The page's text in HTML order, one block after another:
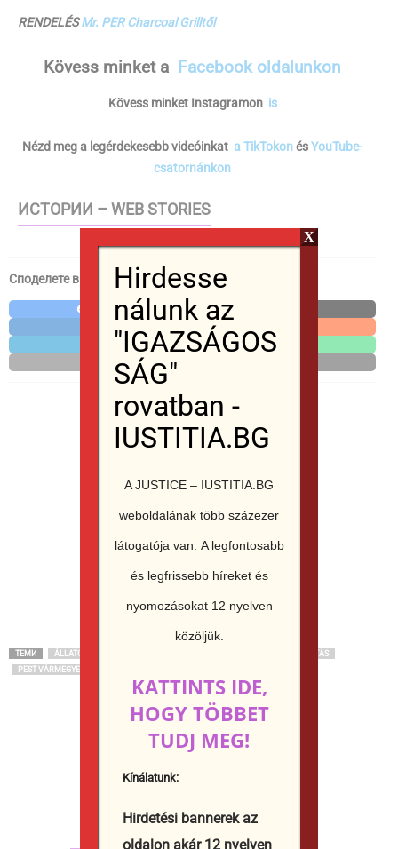
RENDELÉSMr. PER Charcoal Grilltől
Kövess minket a Facebook oldalunkon
Kövess minket Instagramon is
Nézd meg a legérdekesebb videóinkat a TikTokonésYouTube-
csatornánkon
ИСТОРИИ – WEB STORIES
Споделете в социалните мрежи / Share in social media
Facebook
WhatsApp
ТЕМИ ÁLLATORVOS
KÖZOKIRAT-HAMISÍTÁS
PEST VÁRMEGYEI FŐÜGYÉSZSÉG
СВЪРЗАНИ СТАТИИ ОЩЕ ОТ АВТОРА
Hirdesse
nálunk az
"IGAZSÁGOS
SÁG"
rovatban -
IUSTITIA.BG
A JUSTICE – IUSTITIA.BG
weboldalának több százezer
látogatója van. A legfontosabb
és legfrissebb híreket és
nyomozásokat 12 nyelven
közöljük.
KATTINTS IDE,
HOGY TÖBBET
TUDJ MEG!
Kínálatunk:
Hirdetési bannerek az
oldalon akár 12 nyelven
X